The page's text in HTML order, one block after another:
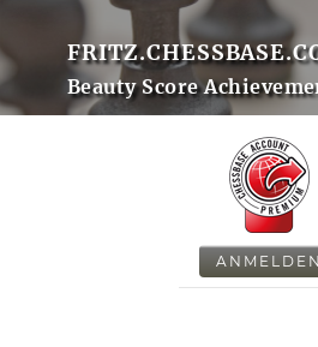
Beauty Score
ANMELDEN